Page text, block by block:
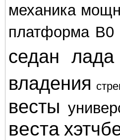
механика
платформа В0
седан лада
владения
весты
веста